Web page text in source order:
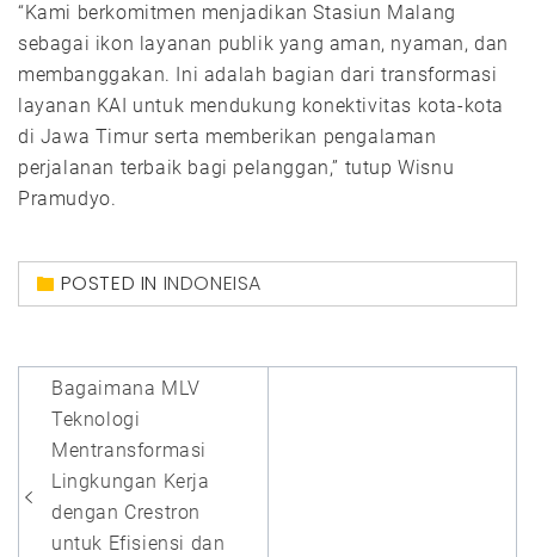
“Kami berkomitmen menjadikan Stasiun Malang
sebagai ikon layanan publik yang aman, nyaman, dan
membanggakan. Ini adalah bagian dari transformasi
layanan KAI untuk mendukung konektivitas kota-kota
di Jawa Timur serta memberikan pengalaman
perjalanan terbaik bagi pelanggan,” tutup Wisnu
Pramudyo.
POSTED IN INDONEISA
Post
navigation
Bagaimana MLV
Teknologi
Mentransformasi
Lingkungan Kerja
dengan Crestron
untuk Efisiensi dan